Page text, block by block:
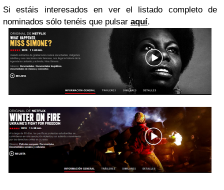
Si estáis interesados en ver el listado completo de
nominados sólo tenéis que pulsar aquí.